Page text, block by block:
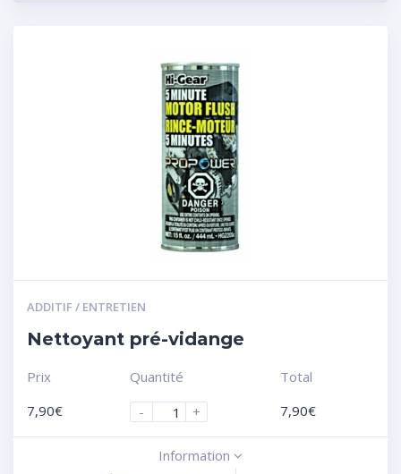
ADDITIF / ENTRETIEN
Nettoyant pré-vidange
Prix
7,90€
Quantité
-
+
Total
7,90€
Information